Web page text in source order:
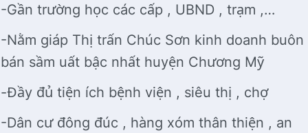
-Gần trường học các cấp , UBND , trạm ,…
-Nằm giáp Thị trấn Chúc Sơn kinh doanh buôn
bán sầm uất bậc nhất huyện Chương Mỹ
-Đầy đủ tiện ích bệnh viện , siêu thị , chợ
-Dân cư đông đúc , hàng xóm thân thiện , an